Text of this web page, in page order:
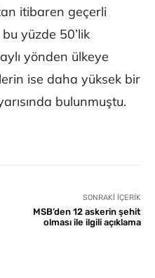
itibaren geçerli
yüzde 50’lik
yönden ülkeye
ise daha yüksek bir
bulunmuştu.
SONRAKI İÇERIK
MSB’den 12 askerin şehit
olması ile ilgili açıklama